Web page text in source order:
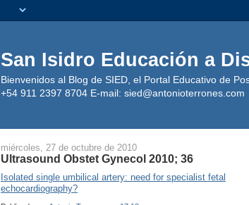
San Isidro Educación a
Bienvenidos al Blog de SIED, el Portal Educativo de
+54 911 2397 8704 E-mail: sied@antonioterrones.com
miércoles, 27 de octubre de 2010
Ultrasound Obstet Gynecol 2010; 36
Isolated single umbilical artery: need for specialist fetal
echocardiography?